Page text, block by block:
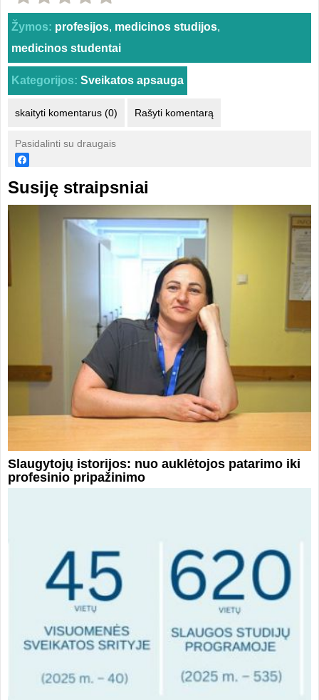
Žymos: profesijos, medicinos studijos,
medicinos studentai
Kategorijos: Sveikatos apsauga
skaityti komentarus (0) Rašyti komentarą
Pasidalinti su draugais
Susiję straipsniai
Slaugytojų istorijos: nuo auklėtojos patarimo iki
profesinio pripažinimo